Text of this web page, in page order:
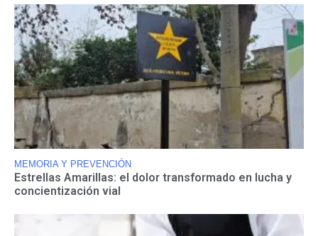
MEMORIA Y PREVENCIÓN
Estrellas Amarillas: el dolor transformado en lucha y
concientización vial